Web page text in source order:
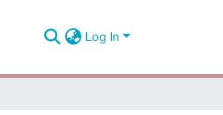
Log In